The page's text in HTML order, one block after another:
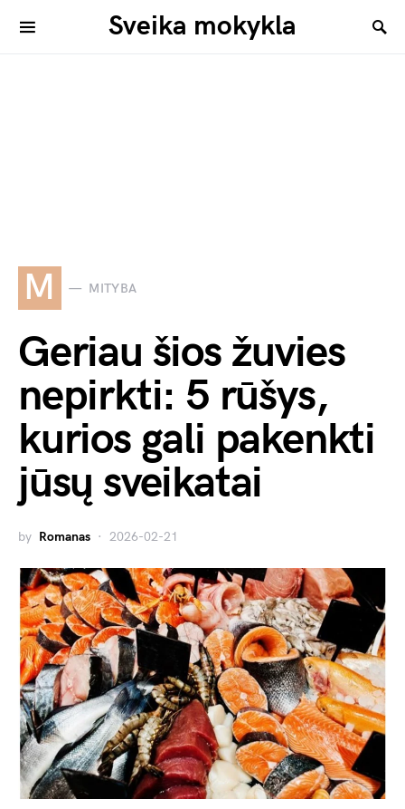
Sveika mokykla
M MITYBA
Geriau šios žuvies
nepirkti: 5 rūšys,
kurios gali pakenkti
jūsų sveikatai
by Romanas 2026-02-21